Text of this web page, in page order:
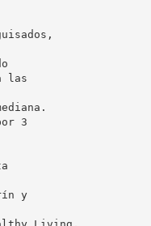
las
3
y
Living,